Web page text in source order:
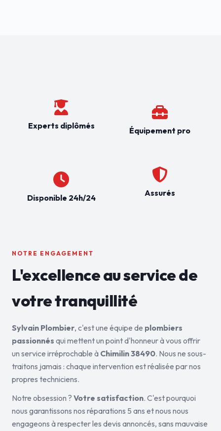
Experts diplômés
Disponible 24h/24
Équipement pro
Assurés
NOTRE ENGAGEMENT
L'excellence au service de
votre tranquillité
Sylvain Plombier, c'est une équipe de plombiers
passionnés qui mettent un point d'honneur à vous offrir
un service irréprochable à Chimilin 38490. Nous ne sous-
traitons jamais : chaque intervention est réalisée par nos
propres techniciens.
Notre obsession ? Votre satisfaction. C'est pourquoi
nous garantissons nos réparations 5 ans et nous nous
engageons à respecter les devis annoncés, sans mauvaise